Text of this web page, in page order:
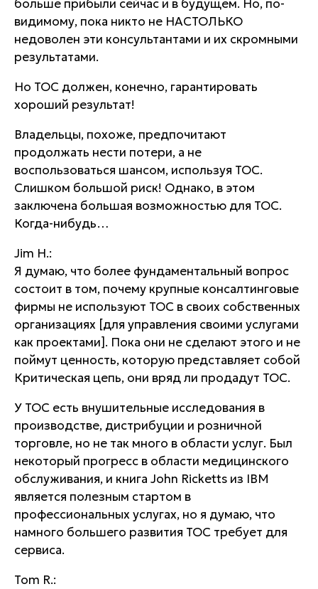
больше прибыли сейчас и в будущем. Но, по-
видимому, пока никто не НАСТОЛЬКО
недоволен эти консультантами и их скромными
результатами.
Но TOC должен, конечно, гарантировать
хороший результат!
Владельцы, похоже, предпочитают
продолжать нести потери, а не
воспользоваться шансом, используя TOC.
Слишком большой риск! Однако, в этом
заключена большая возможностью для TOC.
Когда-нибудь…
Jim H.:
Я думаю, что более фундаментальный вопрос
состоит в том, почему крупные консалтинговые
фирмы не используют ТОС в своих собственных
организациях [для управления своими услугами
как проектами]. Пока они не сделают этого и не
поймут ценность, которую представляет собой
Критическая цепь, они вряд ли продадут TOC.
У TOC есть внушительные исследования в
производстве, дистрибуции и розничной
торговле, но не так много в области услуг. Был
некоторый прогресс в области медицинского
обслуживания, и книга John Ricketts из IBM
является полезным стартом в
профессиональных услугах, но я думаю, что
намного большего развития ТОС требует для
сервиса.
Tom R.: